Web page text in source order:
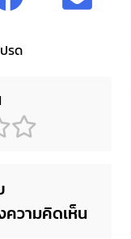
รด
วามคิดเห็น